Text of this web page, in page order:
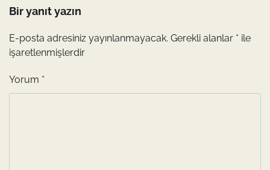
Bir yanıt yazın
E-posta adresiniz yayınlanmayacak. Gerekli alanlar * ile
işaretlenmişlerdir
Yorum *